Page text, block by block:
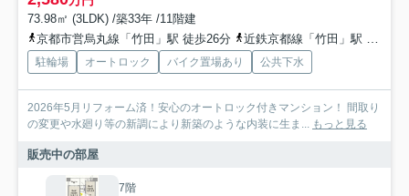
73.98㎡ (3LDK) /築33年 /11階建
京都市営烏丸線「竹田」駅 徒歩26分
近鉄京都線「竹田」駅 徒歩26分
駐輪場 オートロック バイク置場あり 公共下水
2026年5月リフォーム済！安心のオートロック付きマンション！ 間取り
の変更や水廻り等の新調により新築のような内装に生ま... もっと見る
販売中の部屋
7階